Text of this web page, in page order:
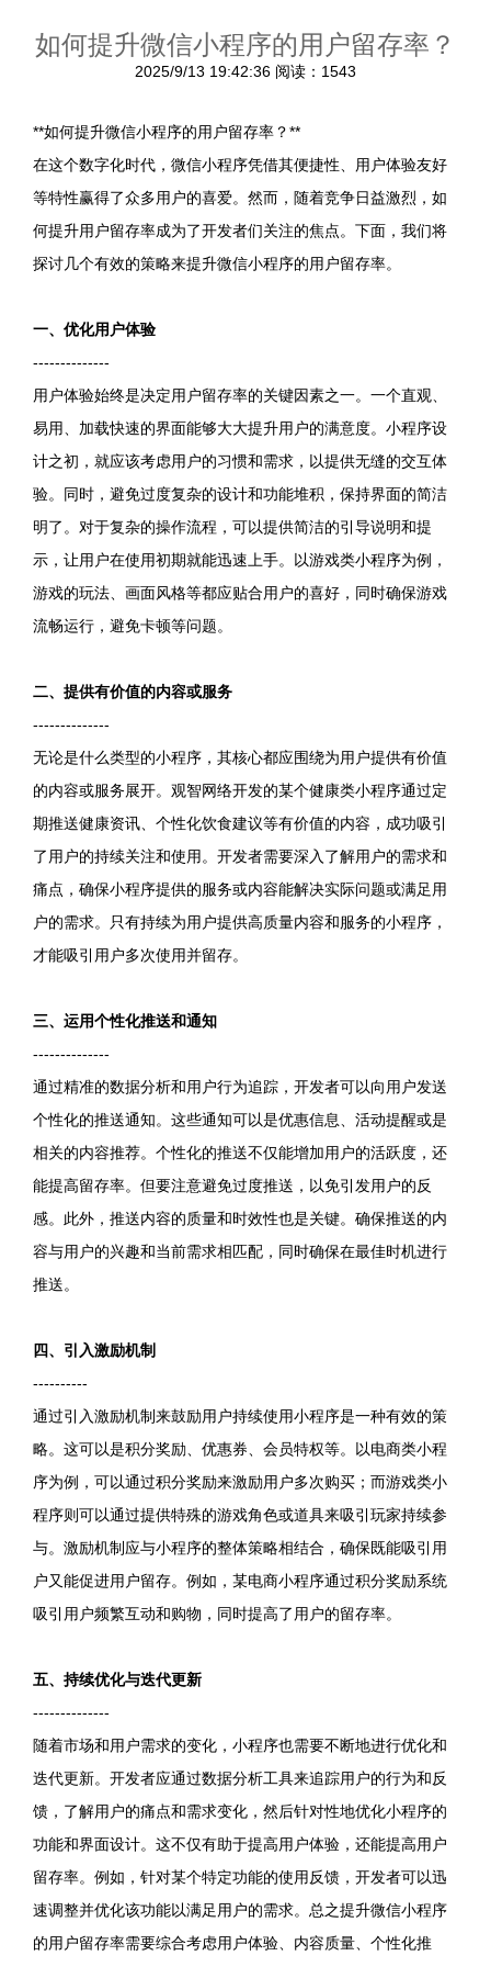
如何提升微信小程序的用户留存率？
2025/9/13 19:42:36 阅读：1543
**如何提升微信小程序的用户留存率？**
在这个数字化时代，微信小程序凭借其便捷性、用户体验友好
等特性赢得了众多用户的喜爱。然而，随着竞争日益激烈，如
何提升用户留存率成为了开发者们关注的焦点。下面，我们将
探讨几个有效的策略来提升微信小程序的用户留存率。
一、优化用户体验
--------------
用户体验始终是决定用户留存率的关键因素之一。一个直观、
易用、加载快速的界面能够大大提升用户的满意度。小程序设
计之初，就应该考虑用户的习惯和需求，以提供无缝的交互体
验。同时，避免过度复杂的设计和功能堆积，保持界面的简洁
明了。对于复杂的操作流程，可以提供简洁的引导说明和提
示，让用户在使用初期就能迅速上手。以游戏类小程序为例，
游戏的玩法、画面风格等都应贴合用户的喜好，同时确保游戏
流畅运行，避免卡顿等问题。
二、提供有价值的内容或服务
--------------
无论是什么类型的小程序，其核心都应围绕为用户提供有价值
的内容或服务展开。观智网络开发的某个健康类小程序通过定
期推送健康资讯、个性化饮食建议等有价值的内容，成功吸引
了用户的持续关注和使用。开发者需要深入了解用户的需求和
痛点，确保小程序提供的服务或内容能解决实际问题或满足用
户的需求。只有持续为用户提供高质量内容和服务的小程序，
才能吸引用户多次使用并留存。
三、运用个性化推送和通知
--------------
通过精准的数据分析和用户行为追踪，开发者可以向用户发送
个性化的推送通知。这些通知可以是优惠信息、活动提醒或是
相关的内容推荐。个性化的推送不仅能增加用户的活跃度，还
能提高留存率。但要注意避免过度推送，以免引发用户的反
感。此外，推送内容的质量和时效性也是关键。确保推送的内
容与用户的兴趣和当前需求相匹配，同时确保在最佳时机进行
推送。
四、引入激励机制
----------
通过引入激励机制来鼓励用户持续使用小程序是一种有效的策
略。这可以是积分奖励、优惠券、会员特权等。以电商类小程
序为例，可以通过积分奖励来激励用户多次购买；而游戏类小
程序则可以通过提供特殊的游戏角色或道具来吸引玩家持续参
与。激励机制应与小程序的整体策略相结合，确保既能吸引用
户又能促进用户留存。例如，某电商小程序通过积分奖励系统
吸引用户频繁互动和购物，同时提高了用户的留存率。
五、持续优化与迭代更新
--------------
随着市场和用户需求的变化，小程序也需要不断地进行优化和
迭代更新。开发者应通过数据分析工具来追踪用户的行为和反
馈，了解用户的痛点和需求变化，然后针对性地优化小程序的
功能和界面设计。这不仅有助于提高用户体验，还能提高用户
留存率。例如，针对某个特定功能的使用反馈，开发者可以迅
速调整并优化该功能以满足用户的需求。总之提升微信小程序
的用户留存率需要综合考虑用户体验、内容质量、个性化推